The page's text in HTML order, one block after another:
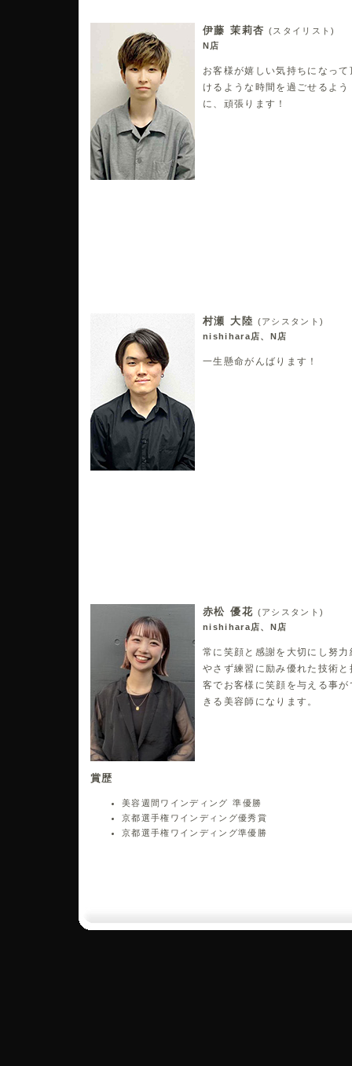
伊藤 茉莉杏 (スタイリスト)
N店
お客様が嬉しい気持ちになって
けるような時間を過ごせるよう
に、頑張ります！
村瀬 大陸 (アシスタント)
nishihara店、N店
一生懸命がんばります！
赤松 優花 (アシスタント)
nishihara店、N店
常に笑顔と感謝を大切にし努力
やさず練習に励み優れた技術と
客でお客様に笑顔を与える事が
きる美容師になります。
賞歴
美容週間ワインディング 準優勝
京都選手権ワインディング優秀賞
京都選手権ワインディング準優勝